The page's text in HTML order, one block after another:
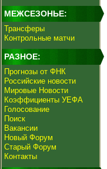
МЕЖСЕЗОНЬЕ:
Трансферы
Контрольные матчи
РАЗНОЕ:
Прогнозы от ФНК
Российские новости
Мировые Новости
Коэффициенты УЕФА
Голосование
Поиск
Вакансии
Новый Форум
Старый Форум
Контакты